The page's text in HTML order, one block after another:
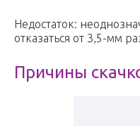
Недостаток:
отказаться от 3,5-мм
Причины